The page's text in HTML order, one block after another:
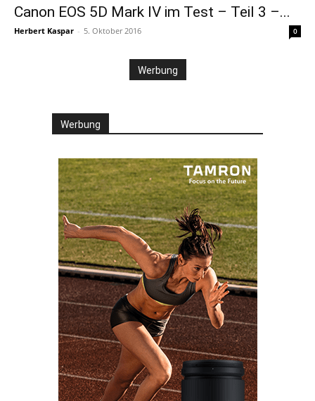
Canon EOS 5D Mark IV im Test – Teil 3 –...
Herbert Kaspar - 5. Oktober 2016 0
Werbung
Werbung